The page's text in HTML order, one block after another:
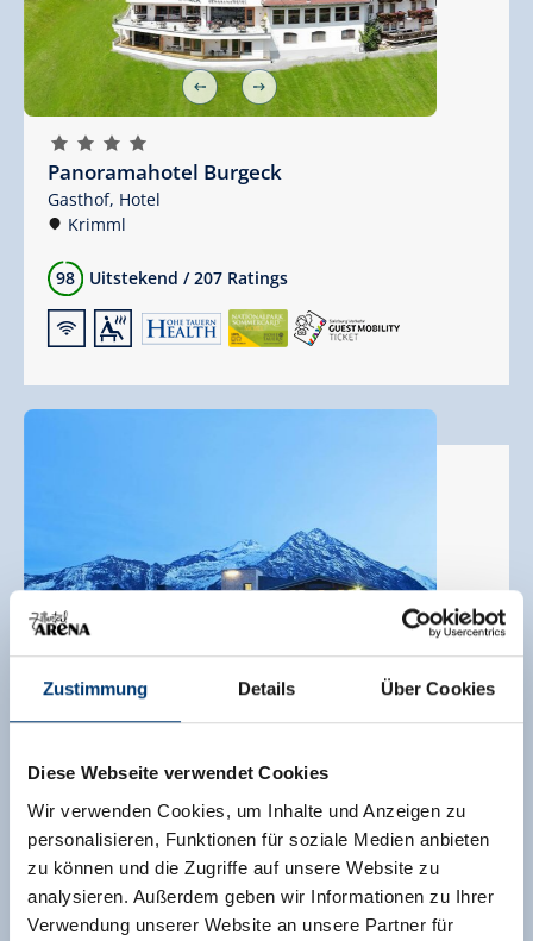
Zustimmung Details Über Cookies
Diese Webseite verwendet Cookies
Wir verwenden Cookies, um Inhalte und Anzeigen zu
personalisieren, Funktionen für soziale Medien anbieten
zu können und die Zugriffe auf unsere Website zu
analysieren. Außerdem geben wir Informationen zu Ihrer
Verwendung unserer Website an unsere Partner für
🞙 🞙 🞙 🞙
Panoramahotel Burgeck
Gasthof, Hotel
Krimml
98 Uitstekend / 207 Ratings
🜉🗔
Hotel Filzstein
Berghotel / Berggasthof, Gasthof,
Vakantiewoning,
Hochkrimml
94 Uitstekend/ 157 Ratings